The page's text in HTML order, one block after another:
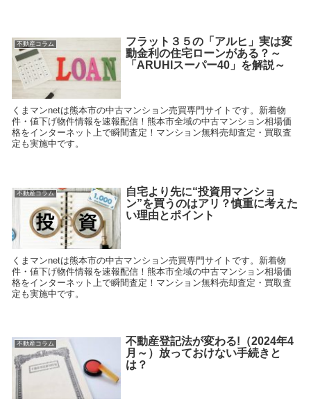
不動産コラム
フラット３５の「アルヒ」実は変
動金利の住宅ローンがある？～
「ARUHIスーパー40」を解説～
くまマンnetは熊本市の中古マンション売買専門サイトです。新着物
件・値下げ物件情報を速報配信！熊本市全域の中古マンション相場価
格をインターネット上で瞬間査定！マンション無料売却査定・買取査
定も実施中です。
不動産コラム
自宅より先に“投資用マンショ
ン”を買うのはアリ？慎重に考えた
い理由とポイント
くまマンnetは熊本市の中古マンション売買専門サイトです。新着物
件・値下げ物件情報を速報配信！熊本市全域の中古マンション相場価
格をインターネット上で瞬間査定！マンション無料売却査定・買取査
定も実施中です。
不動産コラム
不動産登記法が変わる!（2024年4
月～）放っておけない手続きと
は？